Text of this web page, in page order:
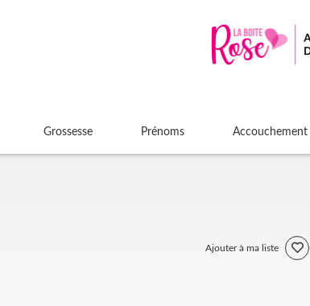
Grossesse Prénoms Accouchement
Ajouter à ma liste